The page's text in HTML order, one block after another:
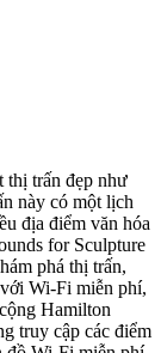
thị trấn đẹp như
này có một lịch
địa điểm văn hóa
for Sculpture
phá thị trấn,
Wi-Fi miễn phí,
Hamilton
truy cập các điểm